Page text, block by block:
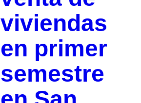
viviendas
en primer
semestre